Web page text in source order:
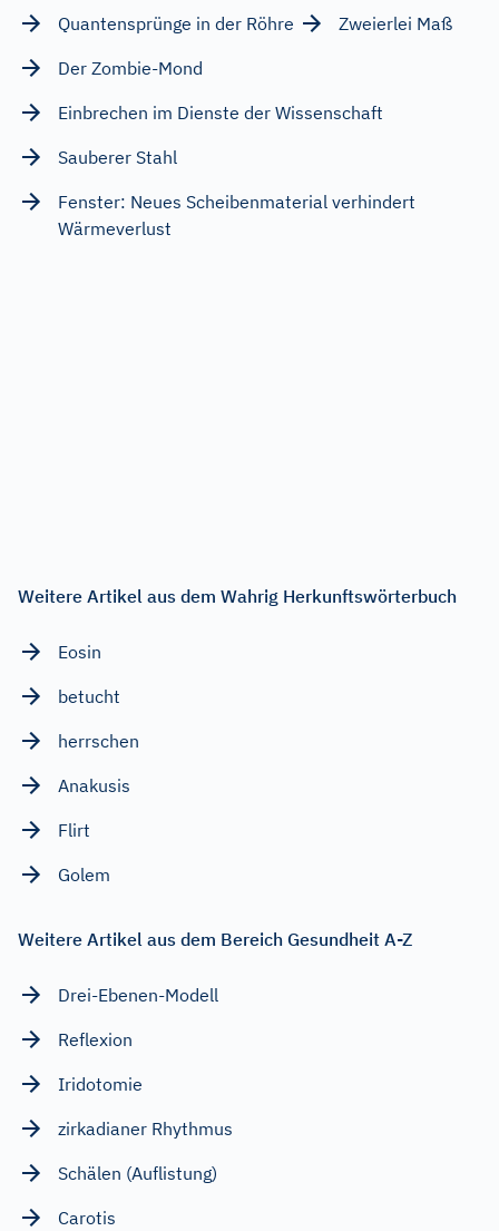
Quantensprünge in der Röhre
Zweierlei Maß
Der Zombie-Mond
Einbrechen im Dienste der Wissenschaft
Sauberer Stahl
Fenster: Neues Scheibenmaterial verhindert
Wärmeverlust
Weitere Artikel aus dem Wahrig Herkunftswörterbuch
Eosin
betucht
herrschen
Anakusis
Flirt
Golem
Weitere Artikel aus dem Bereich Gesundheit A-Z
Drei-Ebenen-Modell
Reflexion
Iridotomie
zirkadianer Rhythmus
Schälen (Auflistung)
Carotis